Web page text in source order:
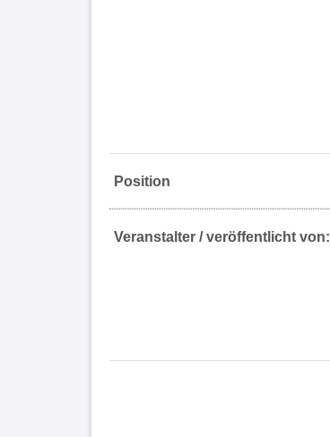
Position
Veranstalter / veröffentlicht von: